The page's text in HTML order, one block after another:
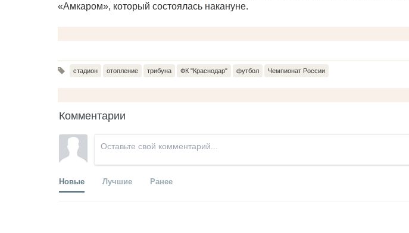
«Амкаром», который состоялась накануне.
стадион отопление трибуна ФК "Краснодар" футбол Чемпионат России
Комментарии
Новые Лучшие Ранее